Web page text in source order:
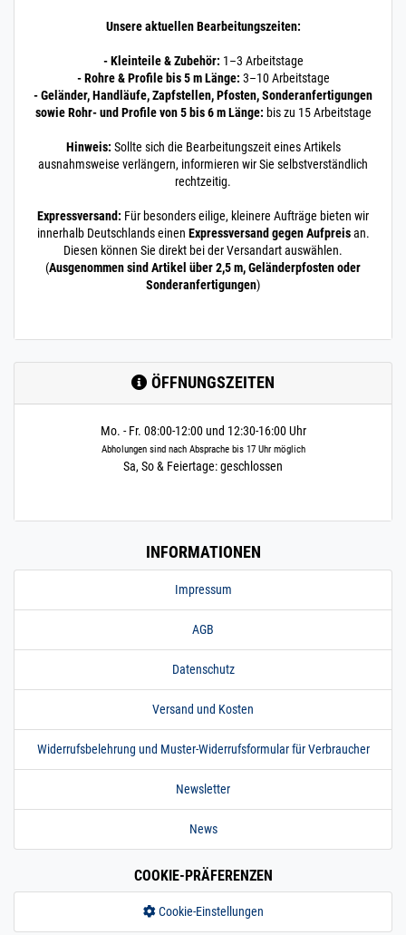
Unsere aktuellen Bearbeitungszeiten:
- Kleinteile & Zubehör: 1–3 Arbeitstage
- Rohre & Profile bis 5 m Länge: 3–10 Arbeitstage
- Geländer, Handläufe, Zapfstellen, Pfosten, Sonderanfertigungen
sowie Rohr- und Profile von 5 bis 6 m Länge: bis zu 15 Arbeitstage
Hinweis: Sollte sich die Bearbeitungszeit eines Artikels
ausnahmsweise verlängern, informieren wir Sie selbstverständlich
rechtzeitig.
Expressversand: Für besonders eilige, kleinere Aufträge bieten wir
innerhalb Deutschlands einen Expressversand gegen Aufpreisan.
Diesen können Sie direkt bei der Versandart auswählen.
(Ausgenommen sind Artikel über 2,5 m, Geländerpfosten oder
Sonderanfertigungen)
ÖFFNUNGSZEITEN
Mo. - Fr. 08:00-12:00 und 12:30-16:00 Uhr
Abholungen sind nach Absprache bis 17 Uhr möglich
Sa, So & Feiertage: geschlossen
INFORMATIONEN
Impressum
AGB
Datenschutz
Versand und Kosten
Widerrufsbelehrung und Muster-Widerrufsformular für Verbraucher
Newsletter
News
COOKIE-PRÄFERENZEN
Cookie-Einstellungen